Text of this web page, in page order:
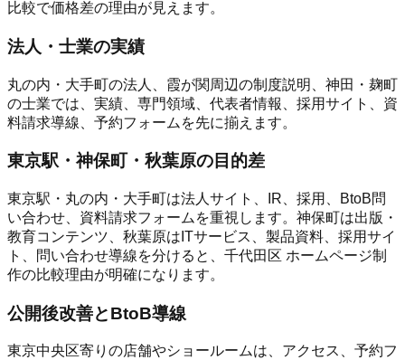
比較で価格差の理由が見えます。
法人・士業の実績
丸の内・大手町の法人、霞が関周辺の制度説明、神田・麹町
の士業では、実績、専門領域、代表者情報、採用サイト、資
料請求導線、予約フォームを先に揃えます。
東京駅・神保町・秋葉原の目的差
東京駅・丸の内・大手町は法人サイト、IR、採用、BtoB問
い合わせ、資料請求フォームを重視します。神保町は出版・
教育コンテンツ、秋葉原はITサービス、製品資料、採用サイ
ト、問い合わせ導線を分けると、千代田区 ホームページ制
作の比較理由が明確になります。
公開後改善とBtoB導線
東京中央区寄りの店舗やショールームは、アクセス、予約フ